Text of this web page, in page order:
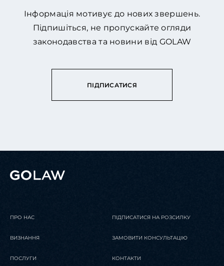
Інформація мотивує до нових звершень.
Підпишіться, не пропускайте огляди
законодавства та новини від GOLAW
ПІДПИСАТИСЯ
ПРО НАС
ВИЗНАННЯ
ПОСЛУГИ
ПІДПИСАТИСЯ НА РОЗСИЛКУ
ЗАМОВИТИ КОНСУЛЬТАЦІЮ
КОНТАКТИ